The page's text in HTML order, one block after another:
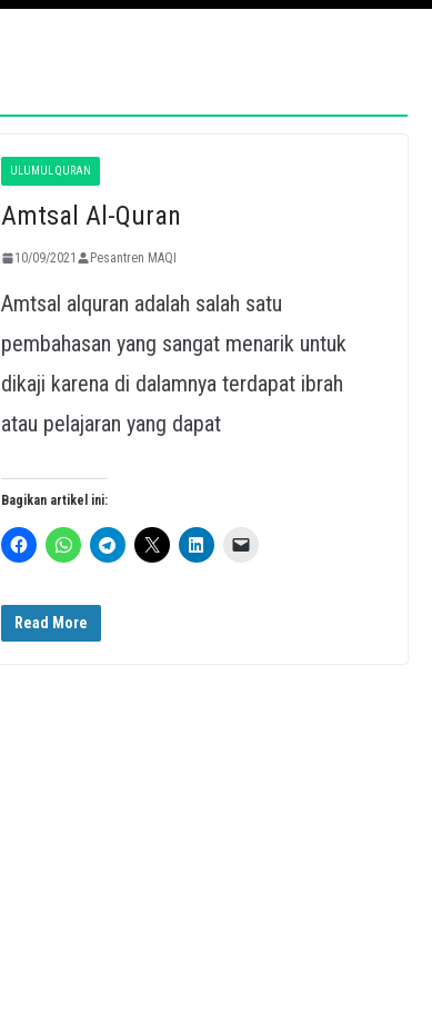
ULUMUL QURAN
Amtsal Al-Quran
10/09/2021 Pesantren MAQI
Amtsal alquran adalah salah satu
pembahasan yang sangat menarik untuk
dikaji karena di dalamnya terdapat ibrah
atau pelajaran yang dapat
Bagikan artikel ini:
Read More